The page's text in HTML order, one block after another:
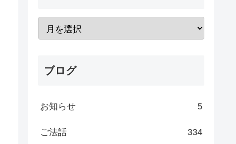
ブログ
お知らせ 5
ご法話 334